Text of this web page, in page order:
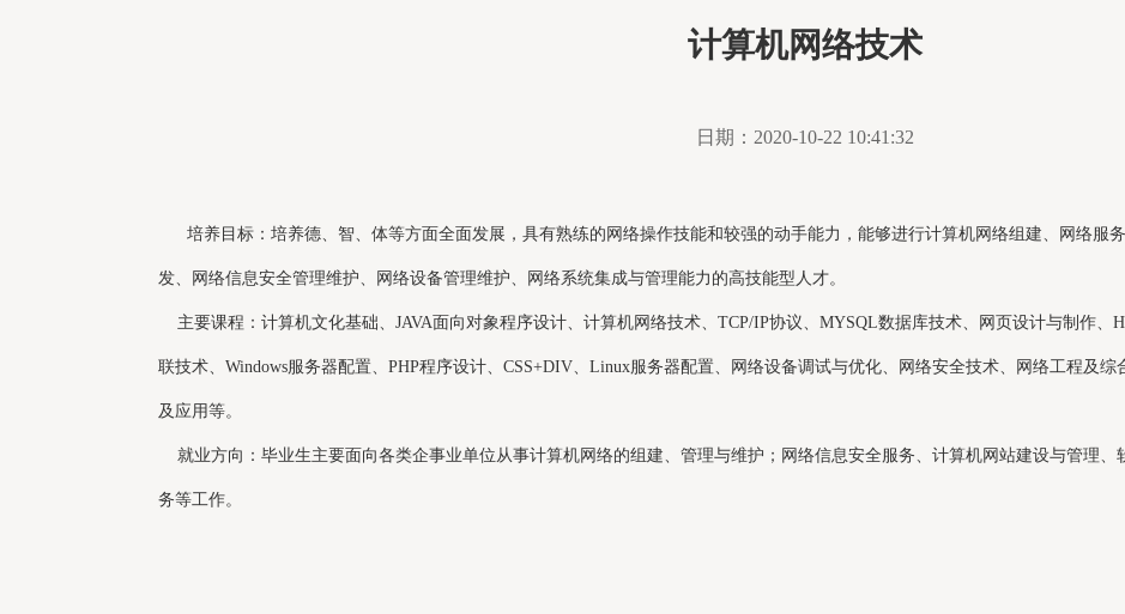
计算机网络技术
日期： 2020-10-22 10:41:32
培养目标：培养德、智、体等方面全面发展，具有熟练的网络操作技能和较强的动手能力，能够进行计算机网络组建、网络服
发、网络信息安全管理维护、网络设备管理维护、网络系统集成与管理能力的高技能型人才。
主要课程：计算机文化基础、JAVA面向对象程序设计、计算机网络技术、TCP/IP协议、MYSQL数据库技术、网页设计与制作、
联技术、Windows服务器配置、PHP程序设计、CSS+DIV、Linux服务器配置、网络设备调试与优化、网络安全技术、网络工程及
及应用等。
就业方向：毕业生主要面向各类企事业单位从事计算机网络的组建、管理与维护；网络信息安全服务、计算机网站建设与管理、
务等工作。